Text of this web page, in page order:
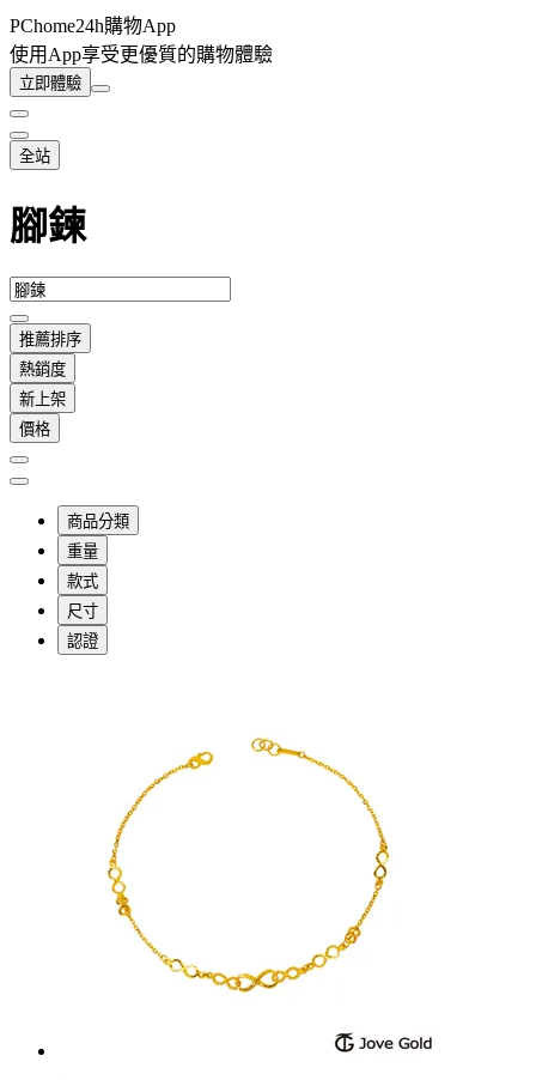
PChome24h購物App
使用App享受更優質的購物體驗
立即體驗
全站
腳鍊
推薦排序
熱銷度
新上架
價格
商品分類
重量
款式
尺寸
認證